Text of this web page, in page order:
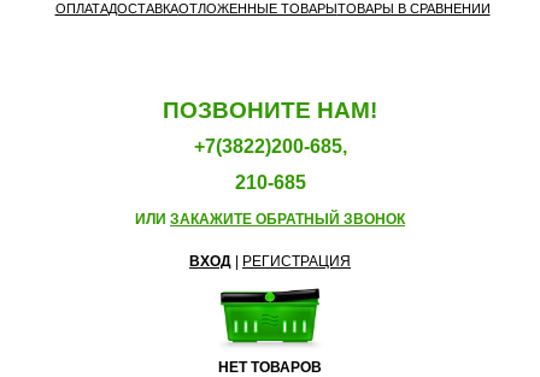
ОПЛАТАДОСТАВКАОТЛОЖЕННЫЕ ТОВАРЫТОВАРЫ В СРАВНЕНИИ
ПОЗВОНИТЕ НАМ!
+7(3822)200-685,
210-685
ИЛИ ЗАКАЖИТЕ ОБРАТНЫЙ ЗВОНОК
ВХОД РЕГИСТРАЦИЯ
НЕТ ТОВАРОВ